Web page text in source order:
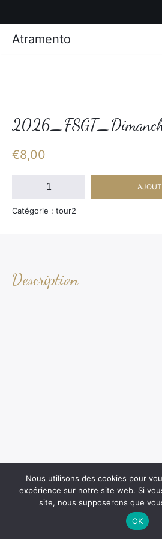
€8,00
quantité
2026_FSGT_Dimanche_tour2_009
Catégorie : tour2
Description
Atramento
Photos
Nous utilisons des cookies pour
expérience sur notre site web. Si
site, nous supposerons que
OK